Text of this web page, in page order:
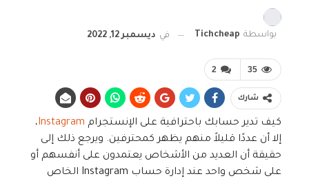
بواسطة Tichcheap في ديسمبر 12, 2022
2 35
شارك
كيف تدير حسابك باحترافية على الإنستجرام Instagram،
إلا أن عددًا قليلاً منهم يظهر كمحترفين. ويرجع ذلك إلى
حقيقة أن العديد من الأشخاص يعتمدون على أنفسهم أو
على شخص واحد عند إدارة حساب Instagram الخاص